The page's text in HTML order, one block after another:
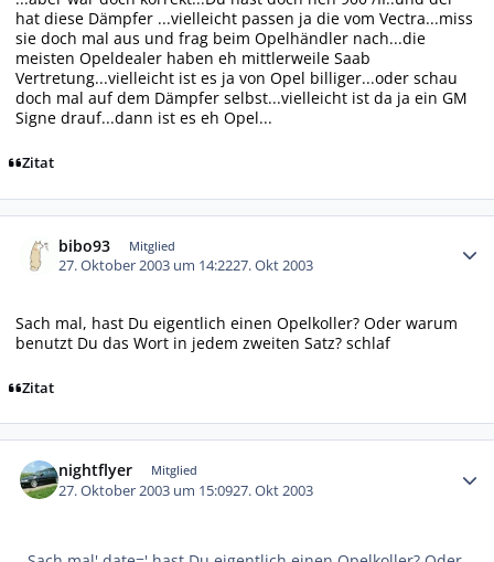
hat diese Dämpfer ...vielleicht passen ja die vom Vectra...miss
sie doch mal aus und frag beim Opelhändler nach...die
meisten Opeldealer haben eh mittlerweile Saab
Vertretung...vielleicht ist es ja von Opel billiger...oder schau
doch mal auf dem Dämpfer selbst...vielleicht ist da ja ein GM
Signe drauf...dann ist es eh Opel...
Zitat
bibo93 Mitglied
27. Oktober 2003 um 14:2227. Okt 2003
Sach mal, hast Du eigentlich einen Opelkoller? Oder warum
benutzt Du das Wort in jedem zweiten Satz? schlaf
Zitat
nightflyer Mitglied
27. Oktober 2003 um 15:0927. Okt 2003